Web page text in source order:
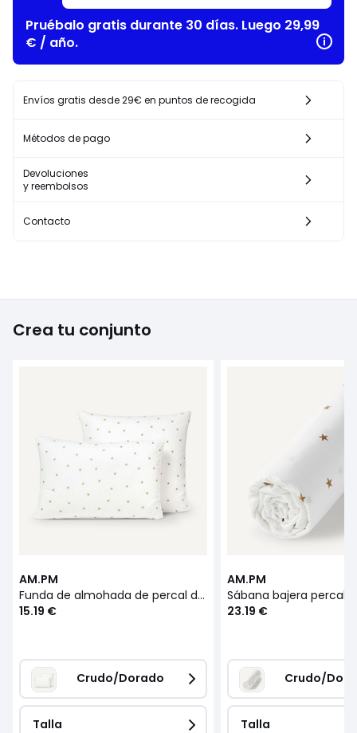
Pruébalo gratis durante 30 días. Luego 29,99
€ / año.
Envíos gratis desde 29€ en puntos de recogida
Métodos de pago
Devoluciones
y reembolsos
Contacto
Crea tu conjunto
AM.PM
Funda de almohada de percal de algodón orgánico Stella
15.19 €
Crudo/Dorado
Talla
AM.PM
23.19 €
Crudo/
Talla